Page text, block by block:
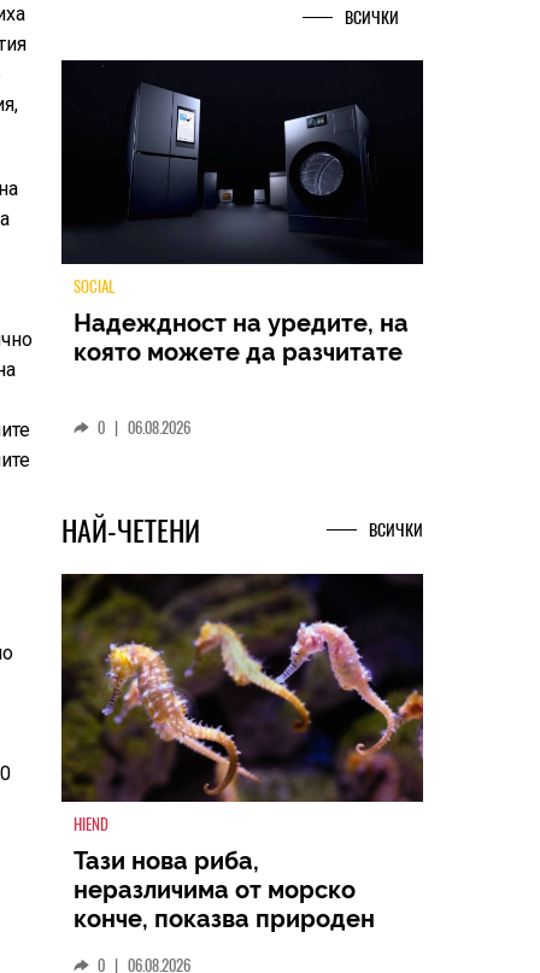
ВСИЧКИ
TECH
Ultra – ново име, познато
НАЙ-ЧЕТЕНИ
HIEND
Тази нова риба,
неразличима от морско